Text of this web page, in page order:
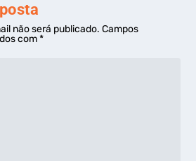
não será publicado. Campos
com*